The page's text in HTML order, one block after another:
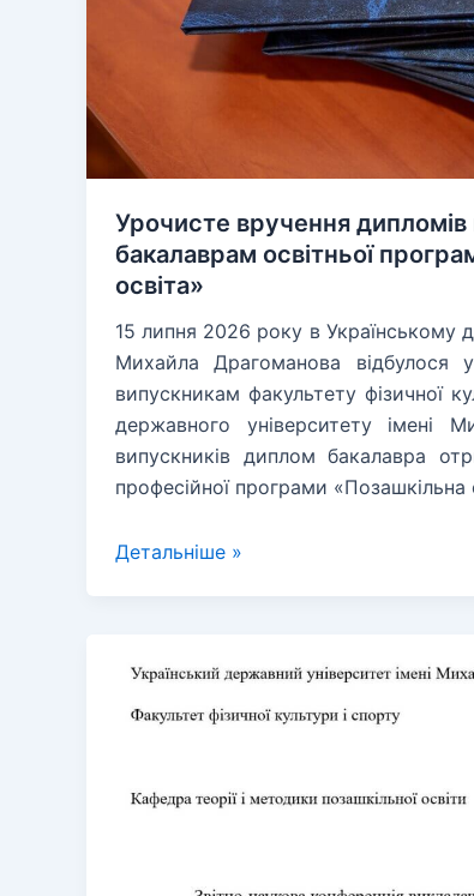
Урочисте вручення
бакалаврам освітньої
освіта»
15 липня 2026 року в Українському
Михайла Драгоманова відбулося
випускникам факультету фізичної
державного університету імені
випускників диплом бакалавра
професійної програми «Позашкільна
Урочисте
бакалаврам
освітньої
освіта»
Детальніше »